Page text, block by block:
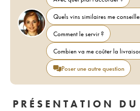
Quels vins similaires me
Comment le servir ?
Combien va me coûter la
Poser une autre question
PRÉSENTATION DU